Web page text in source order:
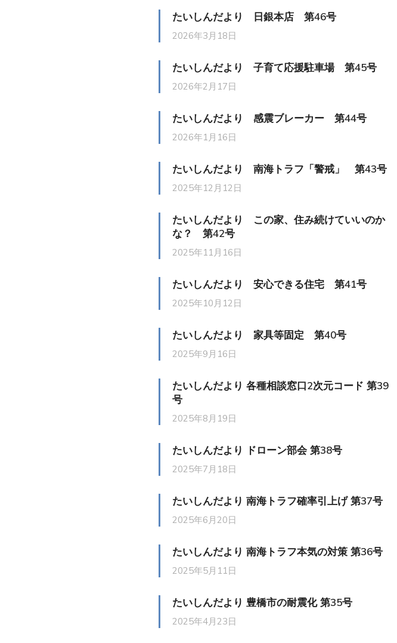
たいしんだより 日銀本店 第46号
2026年3月18日
たいしんだより 子育て応援駐車場 第45号
2026年2月17日
たいしんだより 感震ブレーカー 第44号
2026年1月16日
たいしんだより 南海トラフ「警戒」 第43号
2025年12月12日
たいしんだより この家、住み続けていいのか
な？ 第42号
2025年11月16日
たいしんだより 安心できる住宅 第41号
2025年10月12日
たいしんだより 家具等固定 第40号
2025年9月16日
たいしんだより 各種相談窓口2次元コード 第39
号
2025年8月19日
たいしんだより ドローン部会 第38号
2025年7月18日
たいしんだより 南海トラフ確率引上げ 第37号
2025年6月20日
たいしんだより 南海トラフ本気の対策 第36号
2025年5月11日
たいしんだより 豊橋市の耐震化 第35号
2025年4月23日